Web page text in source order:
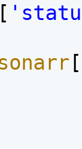
[
[